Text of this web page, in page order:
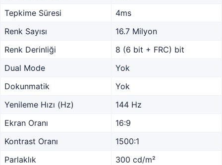
Tepkime Süresi
4ms
Renk Sayısı
16.7 Milyon
Renk Derinliği
8 (6 bit + FRC) bit
Dual Mode
Yok
Dokunmatik
Yok
Yenileme Hızı (Hz)
144 Hz
Ekran Oranı
16:9
Kontrast Oranı
1500:1
Parlaklık
300 cd/m²